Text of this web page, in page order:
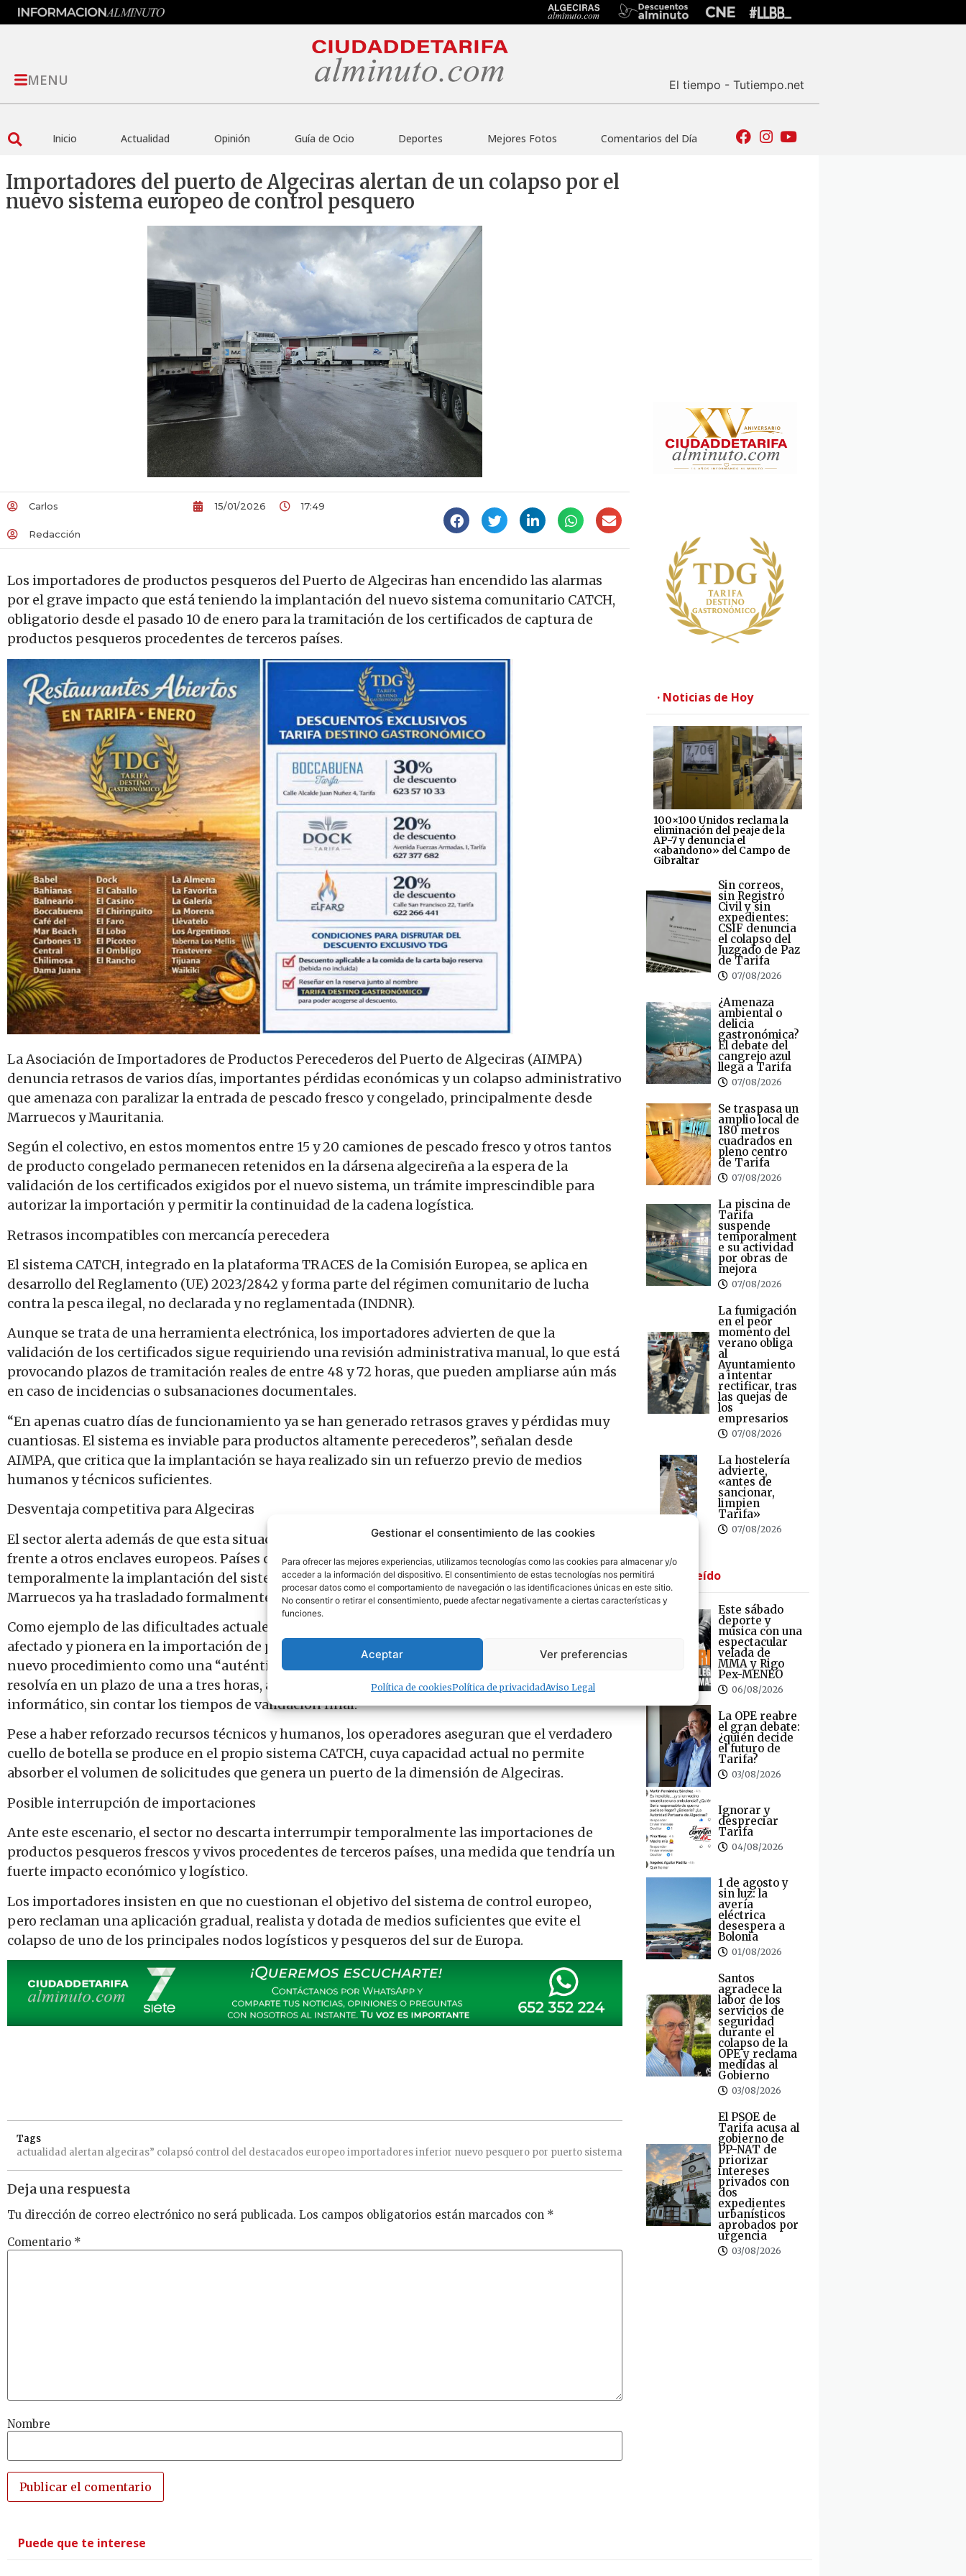
Gestionar el consentimiento de las cookies
Para ofrecer las mejores experiencias, utilizamos tecnologías como las cookies para almacenar y/o
acceder a la información del dispositivo. El consentimiento de estas tecnologías nos permitirá
procesar datos como el comportamiento de navegación o las identificaciones únicas en este sitio.
No consentir o retirar el consentimiento, puede afectar negativamente a ciertas características y
funciones.
Aceptar Ver preferencias
Política de cookiesPolítica de privacidadAviso Legal
MENU El tiempo - Tutiempo.net
Inicio Actualidad Opinión Guía de Ocio Deportes Mejores Fotos Comentarios del Día
Importadores del puerto de Algeciras alertan de un colapso por el
nuevo sistema europeo de control pesquero
Carlos
Redacción
15/01/2026 17:49
Los importadores de productos pesqueros del Puerto de Algeciras han encendido las alarmas
por el grave impacto que está teniendo la implantación del nuevo sistema comunitario CATCH,
obligatorio desde el pasado 10 de enero para la tramitación de los certificados de captura de
productos pesqueros procedentes de terceros países.
La Asociación de Importadores de Productos Perecederos del Puerto de Algeciras (AIMPA)
denuncia retrasos de varios días, importantes pérdidas económicas y un colapso administrativo
que amenaza con paralizar la entrada de pescado fresco y congelado, principalmente desde
Marruecos y Mauritania.
Según el colectivo, en estos momentos entre 15 y 20 camiones de pescado fresco y otros tantos
de producto congelado permanecen retenidos en la dársena algecireña a la espera de la
validación de los certificados exigidos por el nuevo sistema, un trámite imprescindible para
autorizar la importación y permitir la continuidad de la cadena logística.
Retrasos incompatibles con mercancía perecedera
El sistema CATCH, integrado en la plataforma TRACES de la Comisión Europea, se aplica en
desarrollo del Reglamento (UE) 2023/2842 y forma parte del régimen comunitario de lucha
contra la pesca ilegal, no declarada y no reglamentada (INDNR).
Aunque se trata de una herramienta electrónica, los importadores advierten de que la
validación de los certificados sigue requiriendo una revisión administrativa manual, lo que está
provocando plazos de tramitación reales de entre 48 y 72 horas, que pueden ampliarse aún más
en caso de incidencias o subsanaciones documentales.
“En apenas cuatro días de funcionamiento ya se han generado retrasos graves y pérdidas muy
cuantiosas. El sistema es inviable para productos altamente perecederos”, señalan desde
AIMPA, que critica que la implantación se haya realizado sin un refuerzo previo de medios
humanos y técnicos suficientes.
Desventaja competitiva para Algeciras
El sector alerta además de que esta situación sitúa al puerto de Algeciras en clara desventaja
frente a otros enclaves europeos. Países como Portugal e Italia han optado por paralizar
temporalmente la implantación del sistema y aplicar mecanismos transitorios, mientras que
Marruecos ya ha trasladado formalmente sus quejas a Bruselas.
Como ejemplo de las dificultades actuales, la empresa Algetransit, representante del colectivo
afectado y pionera en la importación de pescado fresco desde Marruecos y Mauritania, califica el
nuevo procedimiento como una “auténtica odisea”. Si antes la tramitación de los certificados se
resolvía en un plazo de una a tres horas, ahora requiere entre seis y doce horas de trabajo
informático, sin contar los tiempos de validación final.
Pese a haber reforzado recursos técnicos y humanos, los operadores aseguran que el verdadero
cuello de botella se produce en el propio sistema CATCH, cuya capacidad actual no permite
absorber el volumen de solicitudes que genera un puerto de la dimensión de Algeciras.
Posible interrupción de importaciones
Ante este escenario, el sector no descarta interrumpir temporalmente las importaciones de
productos pesqueros frescos y vivos procedentes de terceros países, una medida que tendría un
fuerte impacto económico y logístico.
Los importadores insisten en que no cuestionan el objetivo del sistema de control europeo,
pero reclaman una aplicación gradual, realista y dotada de medios suficientes que evite el
colapso de uno de los principales nodos logísticos y pesqueros del sur de Europa.
Tags
actualidad alertan algeciras” colapsó control del destacados europeoimportadoresinferior nuevo pesquero por puerto sistema
Deja una respuesta
Tu dirección de correo electrónico no será publicada. Los campos obligatorios están marcados con *
Comentario *
Nombre
· Noticias de Hoy
100×100 Unidos reclama la
eliminación del peaje de la
AP-7 y denuncia el
«abandono» del Campo de
Gibraltar
Sin correos,
sin Registro
Civil y sin
expedientes:
CSIF denuncia
el colapso del
Juzgado de Paz
de Tarifa
07/08/2026
¿Amenaza
ambiental o
delicia
gastronómica?
El debate del
cangrejo azul
llega a Tarifa
07/08/2026
Se traspasa un
amplio local de
180 metros
cuadrados en
pleno centro
de Tarifa
07/08/2026
La piscina de
Tarifa
suspende
temporalment
e su actividad
por obras de
mejora
07/08/2026
La fumigación
en el peor
momento del
verano obliga
al
Ayuntamiento
a intentar
rectificar, tras
las quejas de
los
empresarios
07/08/2026
La hostelería
advierte,
«antes de
sancionar,
limpien
Tarifa»
07/08/2026
· Lo + Leído
Este sábado
deporte y
música con una
espectacular
velada de
MMA y Rigo
Pex-MENEO
06/08/2026
La OPE reabre
el gran debate:
¿quién decide
el futuro de
Tarifa?
03/08/2026
Ignorar y
despreciar
Tarifa
04/08/2026
1 de agosto y
sin luz: la
avería
eléctrica
desespera a
Bolonia
01/08/2026
Santos
agradece la
labor de los
servicios de
seguridad
durante el
colapso de la
OPE y reclama
medidas al
Gobierno
03/08/2026
El PSOE de
Tarifa acusa al
gobierno de
PP-NAT de
priorizar
intereses
privados con
dos
expedientes
urbanísticos
aprobados por
urgencia
03/08/2026
Puede que te interese